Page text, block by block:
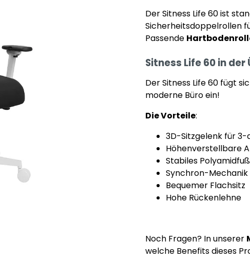
Der Sitness Life 60 ist
Sicherheitsdoppelrollen
Passende
Sitness Life 60 in
Der Sitness Life 60 fügt
moderne Büro ein!
Die Vorteile:
3D-Sitzgelenk für
Höhenverstellbare
Stabiles
Synchron-Mechanik
Bequemer Flachsitz
Hohe Rückenlehne
Noch Fragen? In unserer
welche Benefits dieses